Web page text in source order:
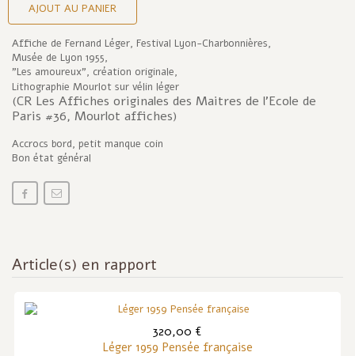
AJOUT AU PANIER
Affiche de Fernand Léger, Festival Lyon-Charbonnières,
Musée de Lyon 1955,
"Les amoureux", création originale,
Lithographie Mourlot sur vélin léger
(CR Les Affiches originales des Maitres de l'Ecole de
Paris #36, Mourlot affiches)
Accrocs bord, petit manque coin
Bon état général
Article(s) en rapport
320,00 €
Léger 1959 Pensée française